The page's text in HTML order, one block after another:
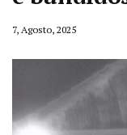
7, Agosto, 2025